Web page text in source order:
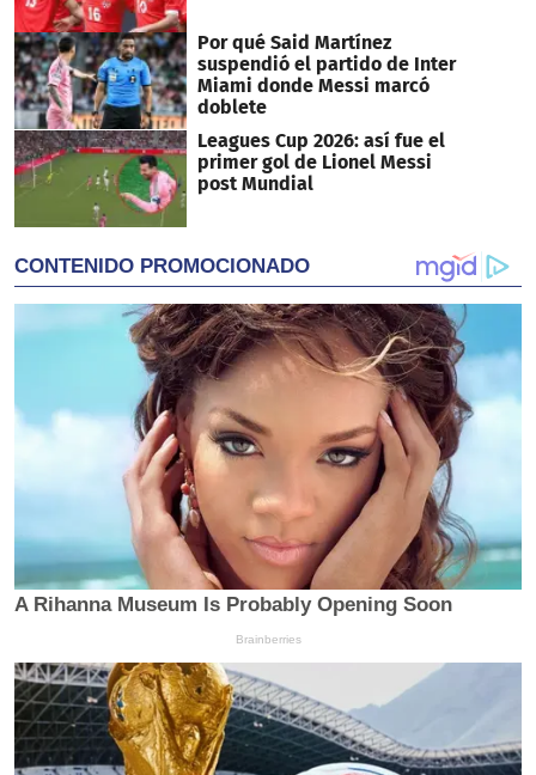
Por qué Said Martínez
suspendió el partido de Inter
Miami donde Messi marcó
doblete
Leagues Cup 2026: así fue el
primer gol de Lionel Messi
post Mundial